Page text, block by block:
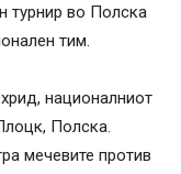
турнир во Полска
тим.
националниот
Полска.
мечевите против